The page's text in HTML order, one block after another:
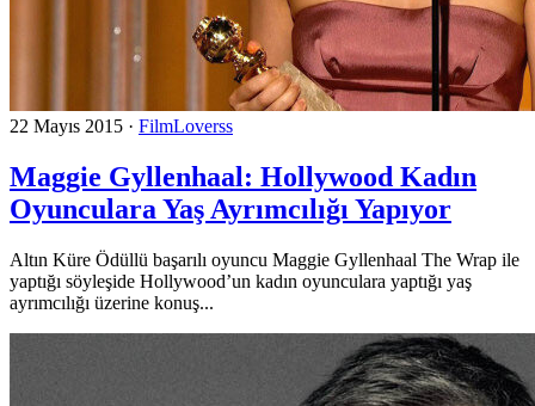
22 Mayıs 2015 · FilmLoverss
Maggie Gyllenhaal: Hollywood Kadın
Oyunculara Yaş Ayrımcılığı Yapıyor
Altın Küre Ödüllü başarılı oyuncu Maggie Gyllenhaal The Wrap ile
yaptığı söyleşide Hollywood’un kadın oyunculara yaptığı yaş
ayrımcılığı üzerine konuş...